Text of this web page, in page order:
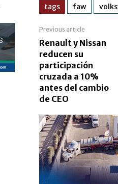
tags faw
Previous article
Renault y Nissan
reducen su
participación
cruzada a 10%
antes del cambio
de CEO